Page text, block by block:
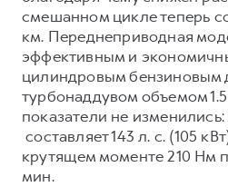
смешанном цикле теперь
км. Переднеприводная
эффективным и
цилиндровым бензиновым
турбонаддувом объемом
показатели не
составляет 143 л. с. (105
крутящем моменте 210 Нм
мин.